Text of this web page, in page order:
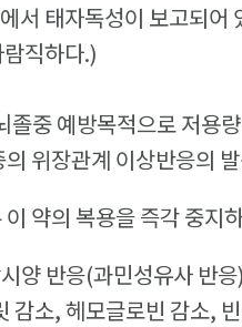
서 태자독성이 보고되어
직하다.)
졸중 예방목적으로 저용
위장관계 이상반응의
약의 복용을 즉각 중지
양 반응(과민성유사 반
감소, 헤모글로빈 감소,